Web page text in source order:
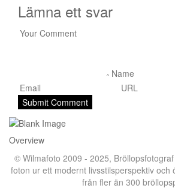
Lämna ett svar
Overview
© Wilmafoto 2009 - 2025,
foton ur ett modernt livsstilsperspektiv och
från fler än 300